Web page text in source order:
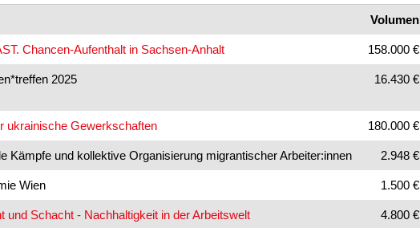
Volumen
Chancen-Aufenthalt in Sachsen-Anhalt 158.000 €
2025 16.430 €
ukrainische Gewerkschaften 180.000 €
Kämpfe und kollektive Organisierung migrantischer Arbeiter:innen 2.948 €
Wien 1.500 €
und Schacht - Nachhaltigkeit in der Arbeitswelt 4.800 €